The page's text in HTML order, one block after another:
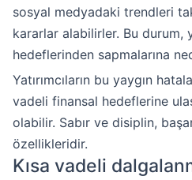
sosyal medyadaki trendleri
kararlar alabilirler. Bu durum,
hedeflerinden sapmalarına
Yatırımcıların bu yaygın
vadeli finansal hedeflerine
olabilir. Sabır ve disiplin,
özellikleridir.
Kısa vadeli